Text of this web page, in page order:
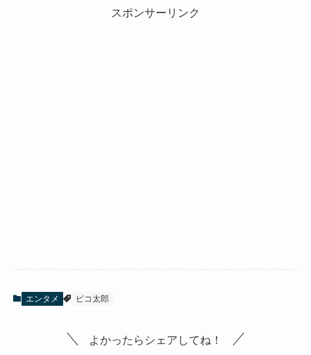
スポンサーリンク
エンタメ ピコ太郎
よかったらシェアしてね！